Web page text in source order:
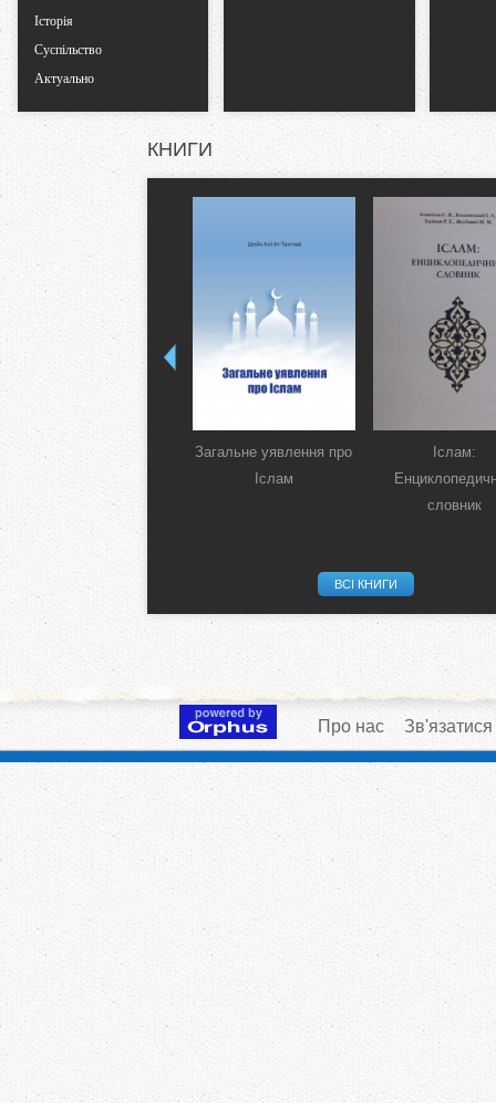
Історія
Суспільство
Актуально
КНИГИ
Загальне уявлення про
Іслам
Іслам:
словник
ВСІ КНИГИ
Про нас